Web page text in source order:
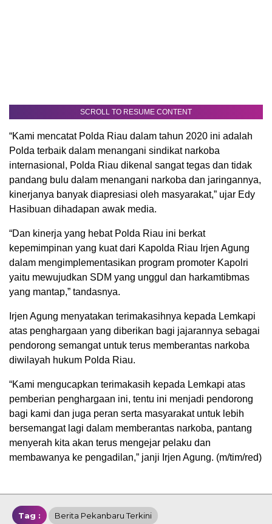
SCROLL TO RESUME CONTENT
“Kami mencatat Polda Riau dalam tahun 2020 ini adalah
Polda terbaik dalam menangani sindikat narkoba
internasional, Polda Riau dikenal sangat tegas dan tidak
pandang bulu dalam menangani narkoba dan jaringannya,
kinerjanya banyak diapresiasi oleh masyarakat,” ujar Edy
Hasibuan dihadapan awak media.
“Dan kinerja yang hebat Polda Riau ini berkat
kepemimpinan yang kuat dari Kapolda Riau Irjen Agung
dalam mengimplementasikan program promoter Kapolri
yaitu mewujudkan SDM yang unggul dan harkamtibmas
yang mantap,” tandasnya.
Irjen Agung menyatakan terimakasihnya kepada Lemkapi
atas penghargaan yang diberikan bagi jajarannya sebagai
pendorong semangat untuk terus memberantas narkoba
diwilayah hukum Polda Riau.
“Kami mengucapkan terimakasih kepada Lemkapi atas
pemberian penghargaan ini, tentu ini menjadi pendorong
bagi kami dan juga peran serta masyarakat untuk lebih
bersemangat lagi dalam memberantas narkoba, pantang
menyerah kita akan terus mengejar pelaku dan
membawanya ke pengadilan,” janji Irjen Agung. (m/tim/red)
Tag : Berita Pekanbaru Terkini